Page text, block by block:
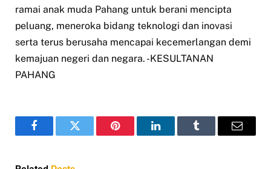
ramai anak muda Pahang untuk berani mencipta
peluang, meneroka bidang teknologi dan inovasi
serta terus berusaha mencapai kecemerlangan demi
kemajuan negeri dan negara. -KESULTANAN
PAHANG
FacebookTwitter Pinterest LinkedInTumblr Email